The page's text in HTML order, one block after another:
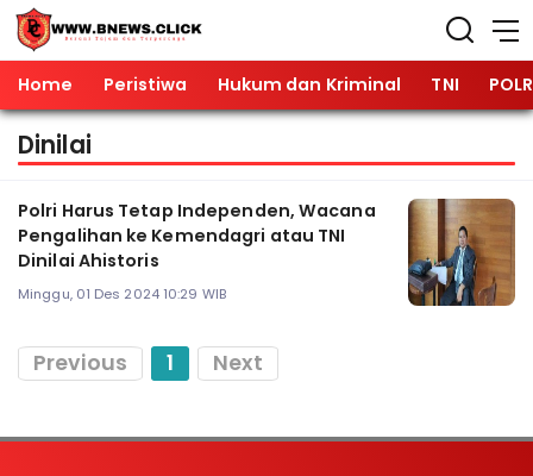
Home Peristiwa Hukum dan Kriminal TNI
Dinilai
Polri Harus Tetap Independen, Wacana
Pengalihan ke Kemendagri atau TNI
Dinilai Ahistoris
Minggu, 01 Des 2024 10:29 WIB
Previous 1 Next